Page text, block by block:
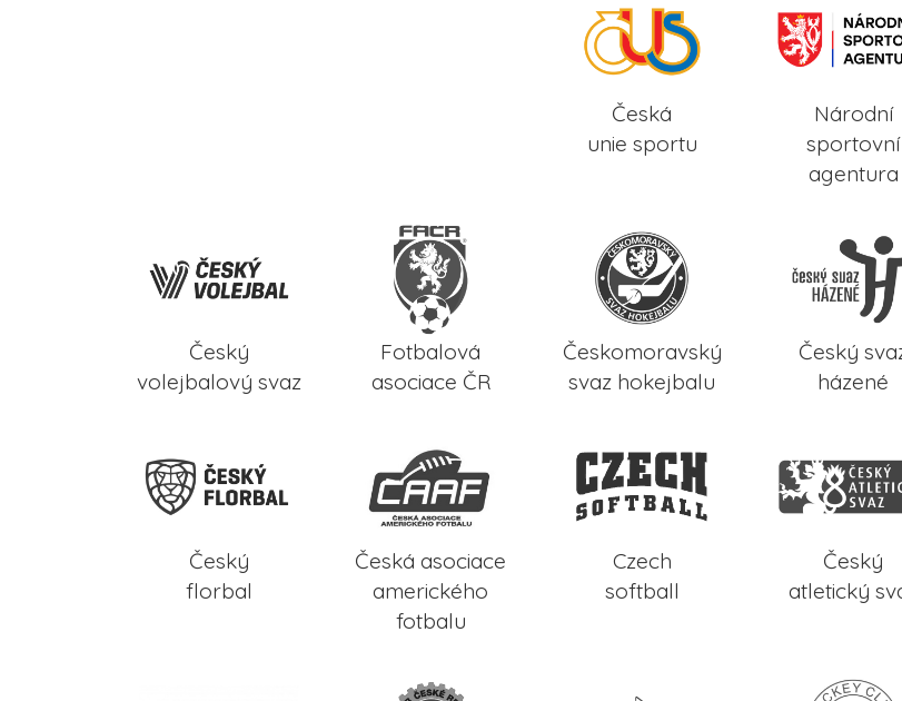
Česká
unie sportu
Národní
sportovní
agentura
Český
volejbalový svaz
Fotbalová
asociace ČR
Českomoravský
svaz hokejbalu
Český
házené
Český
florbal
Česká asociace
amerického
fotbalu
Czech
softball
Český
atletický